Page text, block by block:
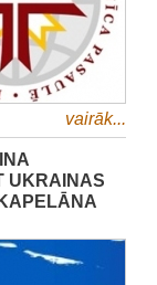
vairāk...
UKRAINAS